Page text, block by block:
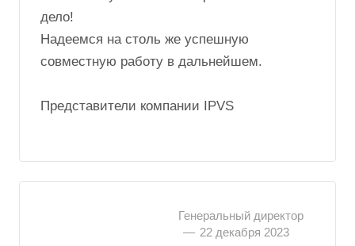
дело!
Надеемся на столь же успешную
совместную работу в дальнейшем.
Представители компании IPVS
Генеральный директор
— 22 декабря 2023